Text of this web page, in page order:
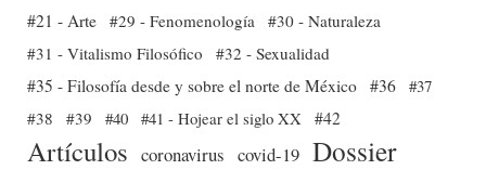
#21 - Arte #29 - Fenomenología
#30 - Naturaleza
#31 - Vitalismo Filosófico
#32 - Sexualidad
#35 - Filosofía desde y sobre el norte de México #36 #37
#38
#39 #40 #41 - Hojear el siglo XX #42
Artículos coronavirus covid-19 Dossier